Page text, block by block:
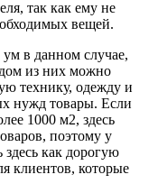
так как ему не
вещей.
в данном случае,
из них можно
технику, одежду и
нужд товары. Если
1000 м2, здесь
поэтому у
здесь как дорогую
клиентов, которые